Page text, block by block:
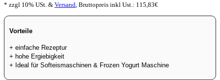
* zzgl 10% USt. & Versand Bruttopreis inkl Ust.: 115,83€
Vorteile
+ einfache Rezeptur
+ hohe Ergiebigkeit
+ Ideal für Softeismaschinen & Frozen Yogurt Maschine